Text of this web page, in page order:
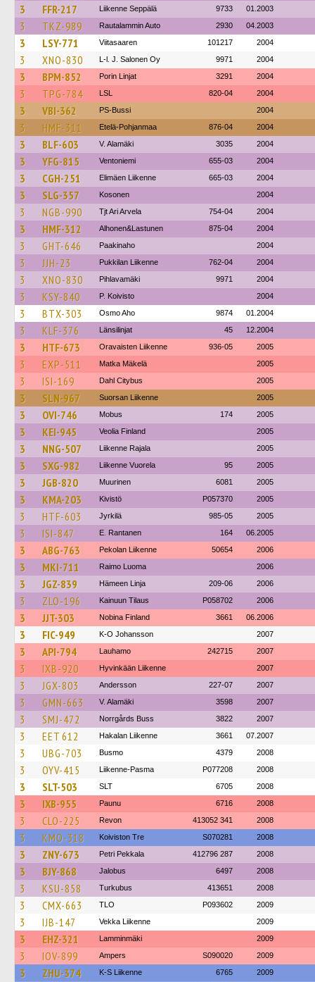
3 FFR-217 Liikenne Seppälä 9733 01.2003
3 TKZ-989 Rautalammin Auto 2930 04.2003
3 LSY-771 Viitasaaren 101217 2004
3 XNO-830 L-l. J. Salonen Oy 9971 2004
3 BPM-852 Porin Linjat 3291 2004
3 TPG-784 LSL 820-04 2004
3 VBI-362 PS-Bussi 2004
3 HMF-311 Etelä-Pohjanmaa 876-04 2004
3 BLF-603 V. Alamäki 3035 2004
3 YFG-815 Ventoniemi 655-03 2004
3 CGH-251 Elimäen Liikenne 665-03 2004
3 SLG-357 Kosonen 2004
3 NGB-990 Tjt Ari Arvela 754-04 2004
3 HMF-312 Alhonen&Lastunen 875-04 2004
3 GHT-646 Paakinaho 2004
3 JJH-23 Pukkilan Liikenne 762-04 2004
3 XNO-830 Pihlavamäki 9971 2004
3 KSY-840 P. Koivisto 2004
3 BTX-303 Osmo Aho 9874 01.2004
3 KLF-376 Länsilinjat 45 12.2004
3 HTF-673 Oravaisten Liikenne 936-05 2005
3 EXP-511 Matka Mäkelä 2005
3 ISI-169 Dahl Citybus 2005
3 SLN-967 Suorsan Liikenne 2005
3 OVI-746 Mobus 174 2005
3 KEI-945 Veolia Finland 2005
3 NNG-507 Liikenne Rajala 2005
3 SXG-982 Liikenne Vuorela 95 2005
3 JGB-820 Muurinen 6081 2005
3 KMA-203 Kivistö P057370 2005
3 HTF-603 Jyrkilä 985-05 2005
3 ISI-847 E. Rantanen 164 06.2005
3 ABG-763 Pekolan Liikenne 50654 2006
3 MKI-711 Raimo Luoma 2006
3 JGZ-839 Hämeen Linja 209-06 2006
3 ZLO-196 Kainuun Tilaus P058702 2006
3 JJT-303 Nobina Finland 3661 06.2006
3 FIC-949 K-O Johansson 2007
3 API-794 Lauhamo 242715 2007
3 IXB-920 Hyvinkään Liikenne 2007
3 JGX-803 Andersson 227-07 2007
3 GMN-663 V. Alamäki 3598 2007
3 SMJ-472 Norrgårds Buss 3822 2007
3 EET 612 Hakalan Liikenne 3661 07.2007
3 UBG-703 Busmo 4379 2008
3 OYV-415 Liikenne-Pasma P077208 2008
3 SLT-503 SLT 6705 2008
3 IXB-955 Paunu 6716 2008
3 CLO-225 Revon 413052 341 2008
3 KMO-318 Koiviston Tre S070281 2008
3 ZNY-673 Petri Pekkala 412796 287 2008
3 BJY-868 Jalobus 6497 2008
3 KSU-858 Turkubus 413651 2008
3 CMX-663 TLO P093602 2009
3 IJB-147 Vekka Liikenne 2009
3 EHZ-321 Lamminmäki 2009
3 IOV-899 Ampers S090020 2009
3 ZHU-374 K-S Liikenne 6765 2009